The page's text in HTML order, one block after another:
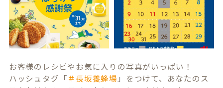
お客様のレシピやお気に入りの写真がいっぱい！
ハッシュタグ「＃長坂養蜂場 」をつけて、あなたのス